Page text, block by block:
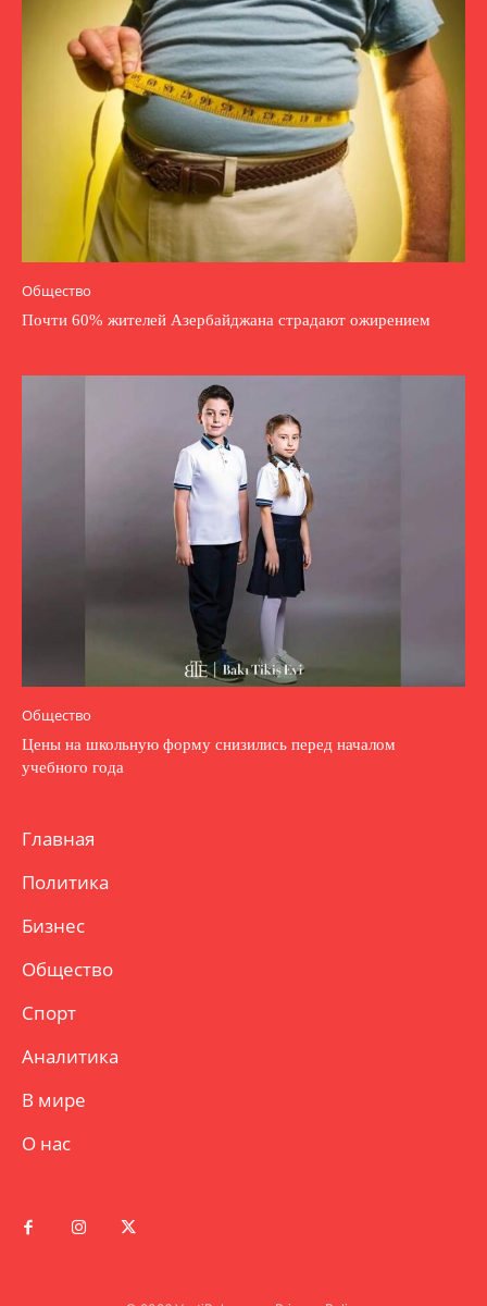
Общество
Почти 60% жителей Азербайджана страдают ожирением
Общество
Цены на школьную форму снизились перед началом
учебного года
Главная
Политика
Бизнес
Общество
Спорт
Аналитика
В мире
О нас